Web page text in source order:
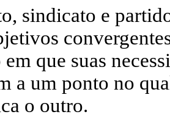
sindicato e
que suas
a um ponto no
o outro.